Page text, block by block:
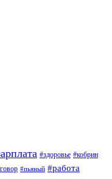
#здоровье #кобрин
#пьяный #работа